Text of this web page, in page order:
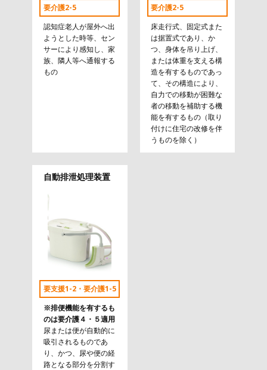
要介護2-5
認知症老人が屋外へ出
ようとした時等、セン
サーにより感知し、家
族、隣人等へ通報する
もの
要介護2-5
床走行式、固定式また
は据置式であり、か
つ、身体を吊り上げ、
または体重を支える構
造を有するものであっ
て、その構造により、
自力での移動が困難な
者の移動を補助する機
能を有するもの（取り
付けに住宅の改修を伴
うものを除く）
自動排泄処理装置
要支援1-2・要介護1-5
※排便機能を有するも
のは要介護４・５適用
尿または便が自動的に
吸引されるものであ
り、かつ、尿や便の経
路となる部分を分割す